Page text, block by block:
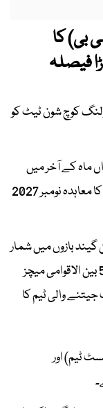
بی) کا
فیصلہ
کوچ شون ٹیٹ کو
ماہ کے آخر میں
بنگلہ دیشی کرکٹ ٹیم کو جوائن کریں گے اور ان کا معاہدہ نومبر 2027
گیند بازوں میں شمار
ہوتے تھے جنہوں نے آسٹریلیا کی جانب سے 59 بین الاقوامی میچز
2007 کا ورلڈ کپ جیتنے والی ٹیم کا
ٹیم) اور